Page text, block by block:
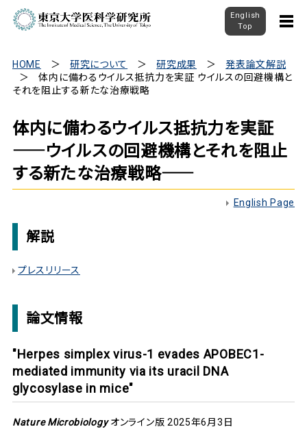
English
Top
HOME 研究について 研究成果
発表論文解説
体内に備わるウイルス抵抗力を実証 ――ウイルスの回避機構と
それを阻止する新たな治療戦略――
体内に備わるウイルス抵抗力を実証
――ウイルスの回避機構とそれを阻止
する新たな治療戦略――
English Page
解説
プレスリリース
論文情報
"Herpes simplex virus-1 evades APOBEC1-
mediated immunity via its uracil DNA
glycosylase in mice"
Nature Microbiologyオンライン版 2025年6月3日